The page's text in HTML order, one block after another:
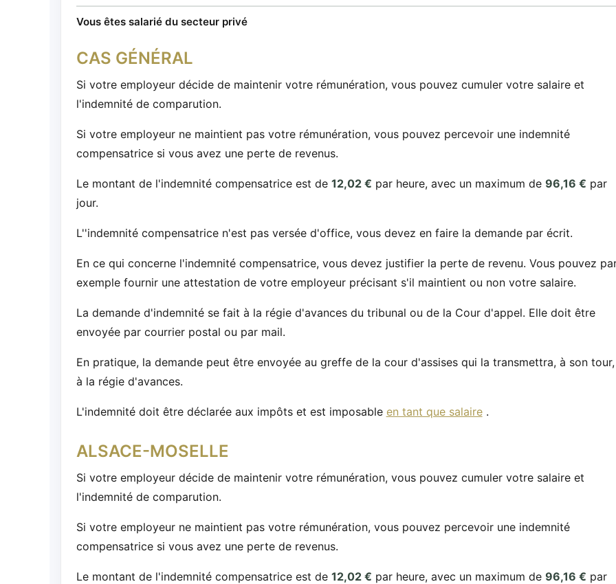
Vous êtes salarié du secteur privé
CAS GÉNÉRAL
Si votre employeur décide de maintenir votre rémunération, vous pouvez cumuler votre salaire et
l'indemnité de comparution.
Si votre employeur ne maintient pas votre rémunération, vous pouvez percevoir une indemnité
compensatrice si vous avez une perte de revenus.
Le montant de l'indemnité compensatrice est de 12,02 € par heure, avec un maximum de 96,16 € par
jour.
L''indemnité compensatrice n'est pas versée d'office, vous devez en faire la demande par écrit.
En ce qui concerne l'indemnité compensatrice, vous devez justifier la perte de revenu. Vous pouvez
exemple fournir une attestation de votre employeur précisant s'il maintient ou non votre salaire.
La demande d'indemnité se fait à la régie d'avances du tribunal ou de la Cour d'appel. Elle doit être
envoyée par courrier postal ou par mail.
En pratique, la demande peut être envoyée au greffe de la cour d'assises qui la transmettra, à son tour,
à la régie d'avances.
L'indemnité doit être déclarée aux impôts et est imposable en tant que salaire.
ALSACE-MOSELLE
Si votre employeur décide de maintenir votre rémunération, vous pouvez cumuler votre salaire et
l'indemnité de comparution.
Si votre employeur ne maintient pas votre rémunération, vous pouvez percevoir une indemnité
compensatrice si vous avez une perte de revenus.
Le montant de l'indemnité compensatrice est de 12,02 € par heure, avec un maximum de 96,16 € par